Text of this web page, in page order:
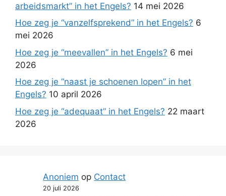
arbeidsmarkt” in het Engels? 14 mei 2026
Hoe zeg je “vanzelfsprekend” in het Engels? 6
mei 2026
Hoe zeg je “meevallen” in het Engels? 6 mei
2026
Hoe zeg je “naast je schoenen lopen” in het
Engels? 10 april 2026
Hoe zeg je “adequaat” in het Engels? 22 maart
2026
Anoniem op Contact
20 juli 2026